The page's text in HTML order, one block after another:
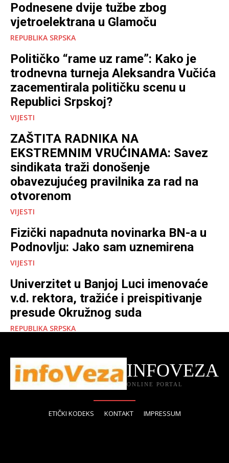
Podnesene dvije tužbe zbog
vjetroelektrana u Glamoču
REPUBLIKA SRPSKA
Političko “rame uz rame”: Kako je
trodnevna turneja Aleksandra Vučića
zacementirala političku scenu u
Republici Srpskoj?
VIJESTI
ZAŠTITA RADNIKA NA
EKSTREMNIM VRUĆINAMA: Savez
sindikata traži donošenje
obavezujućeg pravilnika za rad na
otvorenom
VIJESTI
Fizički napadnuta novinarka BN-a u
Podnovlju: Jako sam uznemirena
VIJESTI
Univerzitet u Banjoj Luci imenovaće
v.d. rektora, tražiće i preispitivanje
presude Okružnog suda
REPUBLIKA SRPSKA
INFOVEZA
ONLINE PORTAL
ETIČKI KODEKS KONTAKT IMPRESSUM